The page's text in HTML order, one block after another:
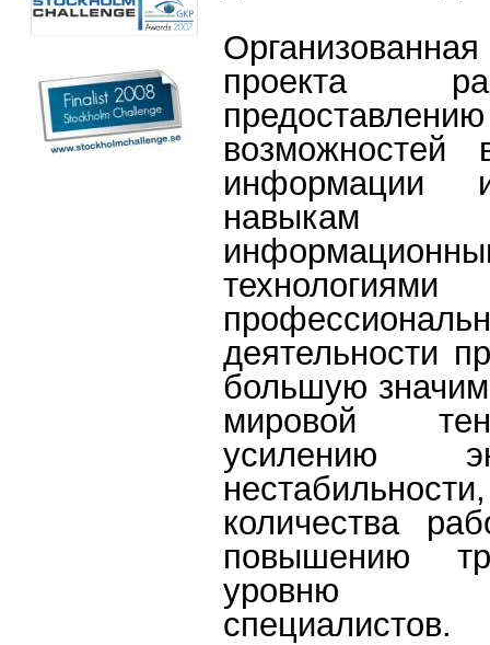
проекта
информации
навыкам
деятельности
большую
мировой
усилению
количества
повышению
уровню
специалистов.